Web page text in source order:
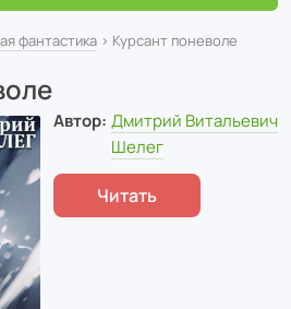
фантастика › Курсант поневоле
Автор: Дмитрий Витальевич
Шелег
Читать